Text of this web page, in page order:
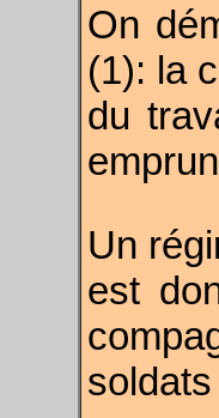
On
(1): la
du
Un
est